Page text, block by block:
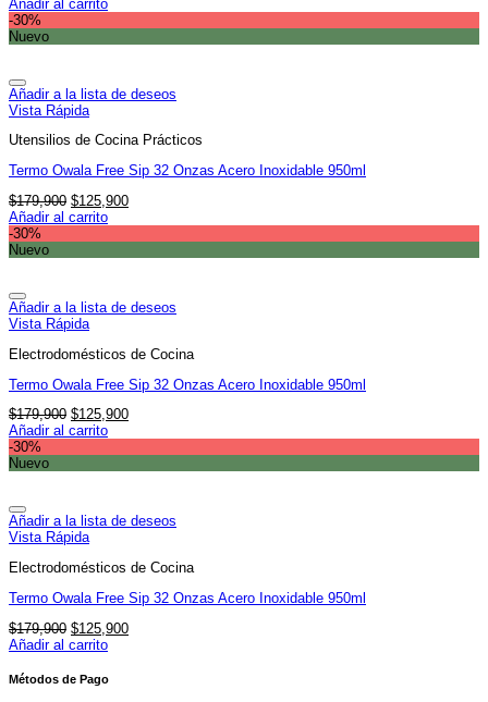
Añadir al carrito
-30%
Nuevo
Añadir a la lista de deseos
Vista Rápida
Utensilios de Cocina Prácticos
Termo Owala Free Sip 32 Onzas Acero Inoxidable 950ml
$179,900 El
precio
$125,900El
Añadir al carrito
-30%
Nuevo
Añadir a la lista de deseos
Vista Rápida
Electrodomésticos de Cocina
Termo Owala Free Sip 32 Onzas Acero Inoxidable 950ml
$179,900 El
precio
$125,900El
Añadir al carrito
-30%
Nuevo
Añadir a la lista de deseos
Vista Rápida
Electrodomésticos de Cocina
Termo Owala Free Sip 32 Onzas Acero Inoxidable 950ml
$179,900 El
precio
era:
$125,900El
Añadir al carrito
Métodos de Pago